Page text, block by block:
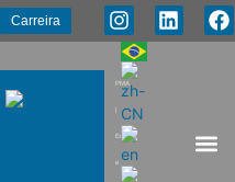
Carreira
PMA
|
Energia
e